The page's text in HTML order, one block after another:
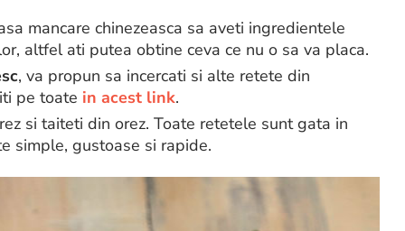
mancare chinezeasca sa aveti ingredientele
altfel ati putea obtine ceva ce nu o sa va placa.
, va propun sa incercati si alte retete din
pe toate in acest link.
si taiteti din orez. Toate retetele sunt gata in
simple, gustoase si rapide.